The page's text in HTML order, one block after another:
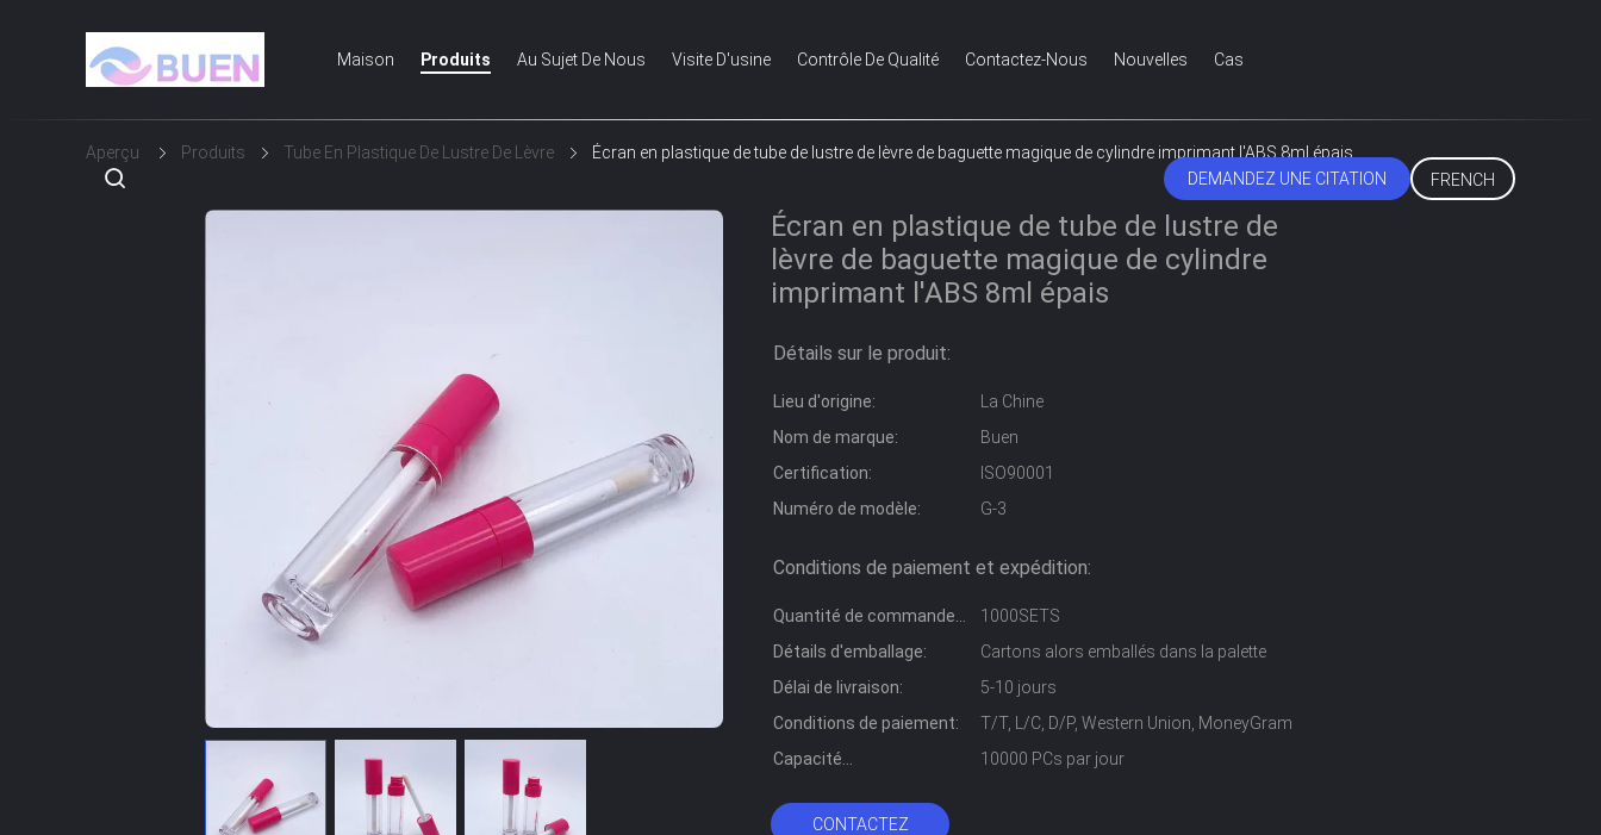
Maison Produits Au Sujet De Nous Visite D'usine Contrôle De Qualité Contactez-Nous Nouvelles Cas
DEMANDEZ UNE CITATION FRENCH
Aperçu Produits Tube En Plastique De Lustre De Lèvre Écran en plastique de tube de lustre de lèvre de baguette magique de cylindre imprimant l'ABS 8ml épais
Écran en plastique de tube de lustre de
lèvre de baguette magique de cylindre
imprimant l'ABS 8ml épais
Détails sur le produit:
Lieu d'origine:
La Chine
Nom de marque:
Buen
Certification:
ISO90001
Numéro de modèle:
G-3
Conditions de paiement et expédition:
Quantité de commande
min:
1000SETS
Détails d'emballage:
Cartons alors emballés dans la palette
Délai de livraison:
5-10 jours
Conditions de paiement:
T/T, L/C, D/P, Western Union, MoneyGram
Capacité
10000 PCs par jour
CONTACTEZ